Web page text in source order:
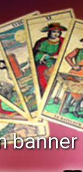
banner